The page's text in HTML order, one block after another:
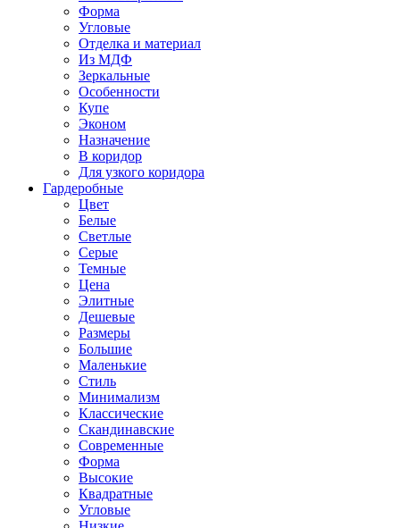
Форма
Угловые
Отделка и материал
Из МДФ
Зеркальные
Особенности
Купе
Эконом
Назначение
В коридор
Для узкого коридора
Гардеробные
Цвет
Белые
Светлые
Серые
Темные
Цена
Элитные
Дешевые
Размеры
Большие
Маленькие
Стиль
Минимализм
Классические
Скандинавские
Современные
Форма
Высокие
Квадратные
Угловые